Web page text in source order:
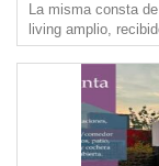
La misma consta
living amplio,